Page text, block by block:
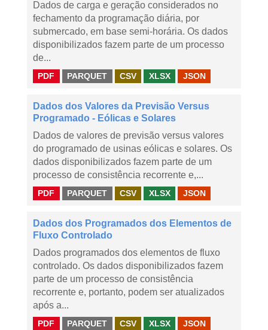
Dados de carga e geração considerados no
fechamento da programação diária, por
submercado, em base semi-horária. Os dados
disponibilizados fazem parte de um processo
de...
PDF PARQUET CSV XLSX JSON
Dados dos Valores da Previsão Versus
Programado - Eólicas e Solares
Dados de valores de previsão versus valores
do programado de usinas eólicas e solares. Os
dados disponibilizados fazem parte de um
processo de consistência recorrente e,...
PDF PARQUET CSV XLSX JSON
Dados dos Programados dos Elementos de
Fluxo Controlado
Dados programados dos elementos de fluxo
controlado. Os dados disponibilizados fazem
parte de um processo de consistência
recorrente e, portanto, podem ser atualizados
após a...
PDF PARQUET CSV XLSX JSON